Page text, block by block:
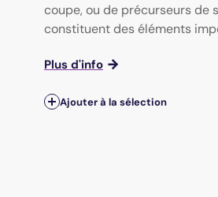
coupe, ou de précurseurs de
constituent des éléments
Plus d'info
Ajouter à la sélection